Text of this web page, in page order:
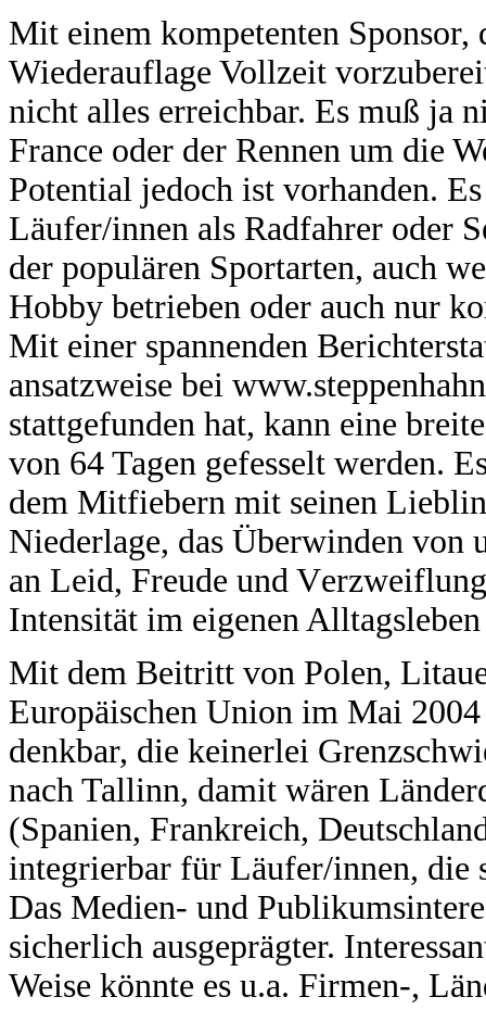
Mit einem kompetenten Sponsor,
Wiederauflage Vollzeit
nicht alles erreichbar. Es muß ja
France oder der Rennen um die
Potential jedoch ist vorhanden.
Läufer/innen als Radfahrer oder
der populären Sportarten, auch
Hobby betrieben oder auch nur
Mit einer spannenden
ansatzweise bei
stattgefunden hat, kann eine
von 64 Tagen gefesselt werden.
dem Mitfiebern mit seinen
Niederlage, das Überwinden von
an Leid, Freude und
Intensität im eigenen
Mit dem Beitritt von Polen,
Europäischen Union im Mai
denkbar, die keinerlei
nach Tallinn, damit wären
(Spanien, Frankreich,
integrierbar für Läufer/innen, die
Das Medien- und
sicherlich ausgeprägter.
Weise könnte es u.a. Firmen-,